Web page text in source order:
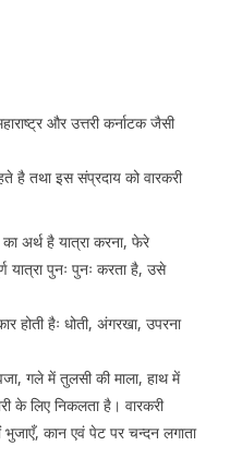
और उत्तरी कर्नाटक जैसी
है तथा इस संप्रदाय को वारकरी
का अर्थ है यात्रा करना, फेरे
यात्रा पुनः पुनः करता है, उसे
होती हैः धोती, अंगरखा, उपरना
गले में तुलसी की माला, हाथ में
के लिए निकलता है। वारकरी
कान एवं पेट पर चन्दन लगाता